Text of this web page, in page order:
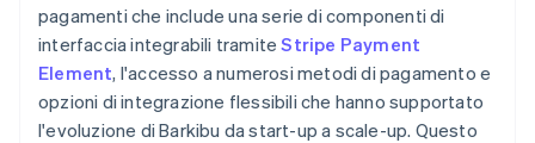
pagamenti che include una serie di componenti di
interfaccia integrabili tramiteStripe Payment
Element, l'accesso a numerosi metodi di pagamento e
opzioni di integrazione flessibili che hanno supportato
l'evoluzione di Barkibu da start-up a scale-up. Questo